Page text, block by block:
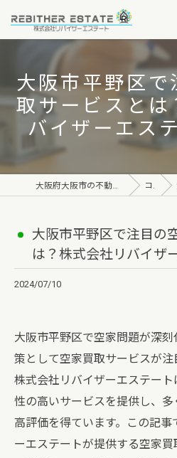
大阪市平野区で
取サービスとは
バイザーエス
大阪府大阪市の不動産なら株式会社リバイザーエステート コラム
大阪市平野区で注目の
は？株式会社リバイザ
2024/07/10
大阪市平野区で空家問題が深
策として空家買取サービスが
株式会社リバイザーエステー
性の高いサービスを提供し、
高評価を得ています。この記
ーエステートが提供する空家